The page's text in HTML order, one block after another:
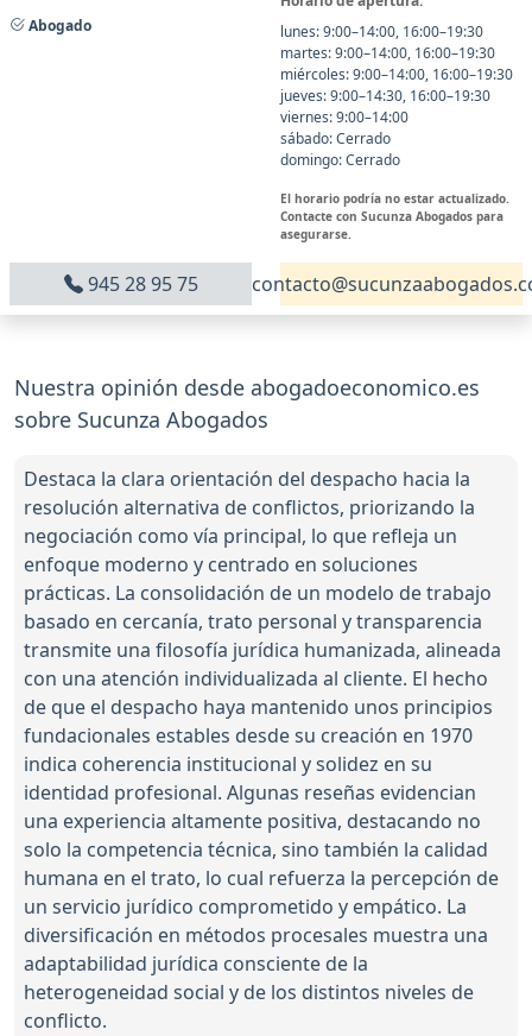
Abogado
lunes: 9:00–14:00, 16:00–19:30
martes: 9:00–14:00, 16:00–19:30
miércoles: 9:00–14:00, 16:00–19:30
jueves: 9:00–14:30, 16:00–19:30
viernes: 9:00–14:00
sábado: Cerrado
domingo: Cerrado
El horario podría no estar actualizado.
Contacte con Sucunza Abogados para
asegurarse.
945 28 95 75
Nuestra opinión desde abogadoeconomico.es
sobre Sucunza Abogados
Destaca la clara orientación del despacho hacia la
resolución alternativa de conflictos, priorizando la
negociación como vía principal, lo que refleja un
enfoque moderno y centrado en soluciones
prácticas. La consolidación de un modelo de trabajo
basado en cercanía, trato personal y transparencia
transmite una filosofía jurídica humanizada, alineada
con una atención individualizada al cliente. El hecho
de que el despacho haya mantenido unos principios
fundacionales estables desde su creación en 1970
indica coherencia institucional y solidez en su
identidad profesional. Algunas reseñas evidencian
una experiencia altamente positiva, destacando no
solo la competencia técnica, sino también la calidad
humana en el trato, lo cual refuerza la percepción de
un servicio jurídico comprometido y empático. La
diversificación en métodos procesales muestra una
adaptabilidad jurídica consciente de la
heterogeneidad social y de los distintos niveles de
conflicto.